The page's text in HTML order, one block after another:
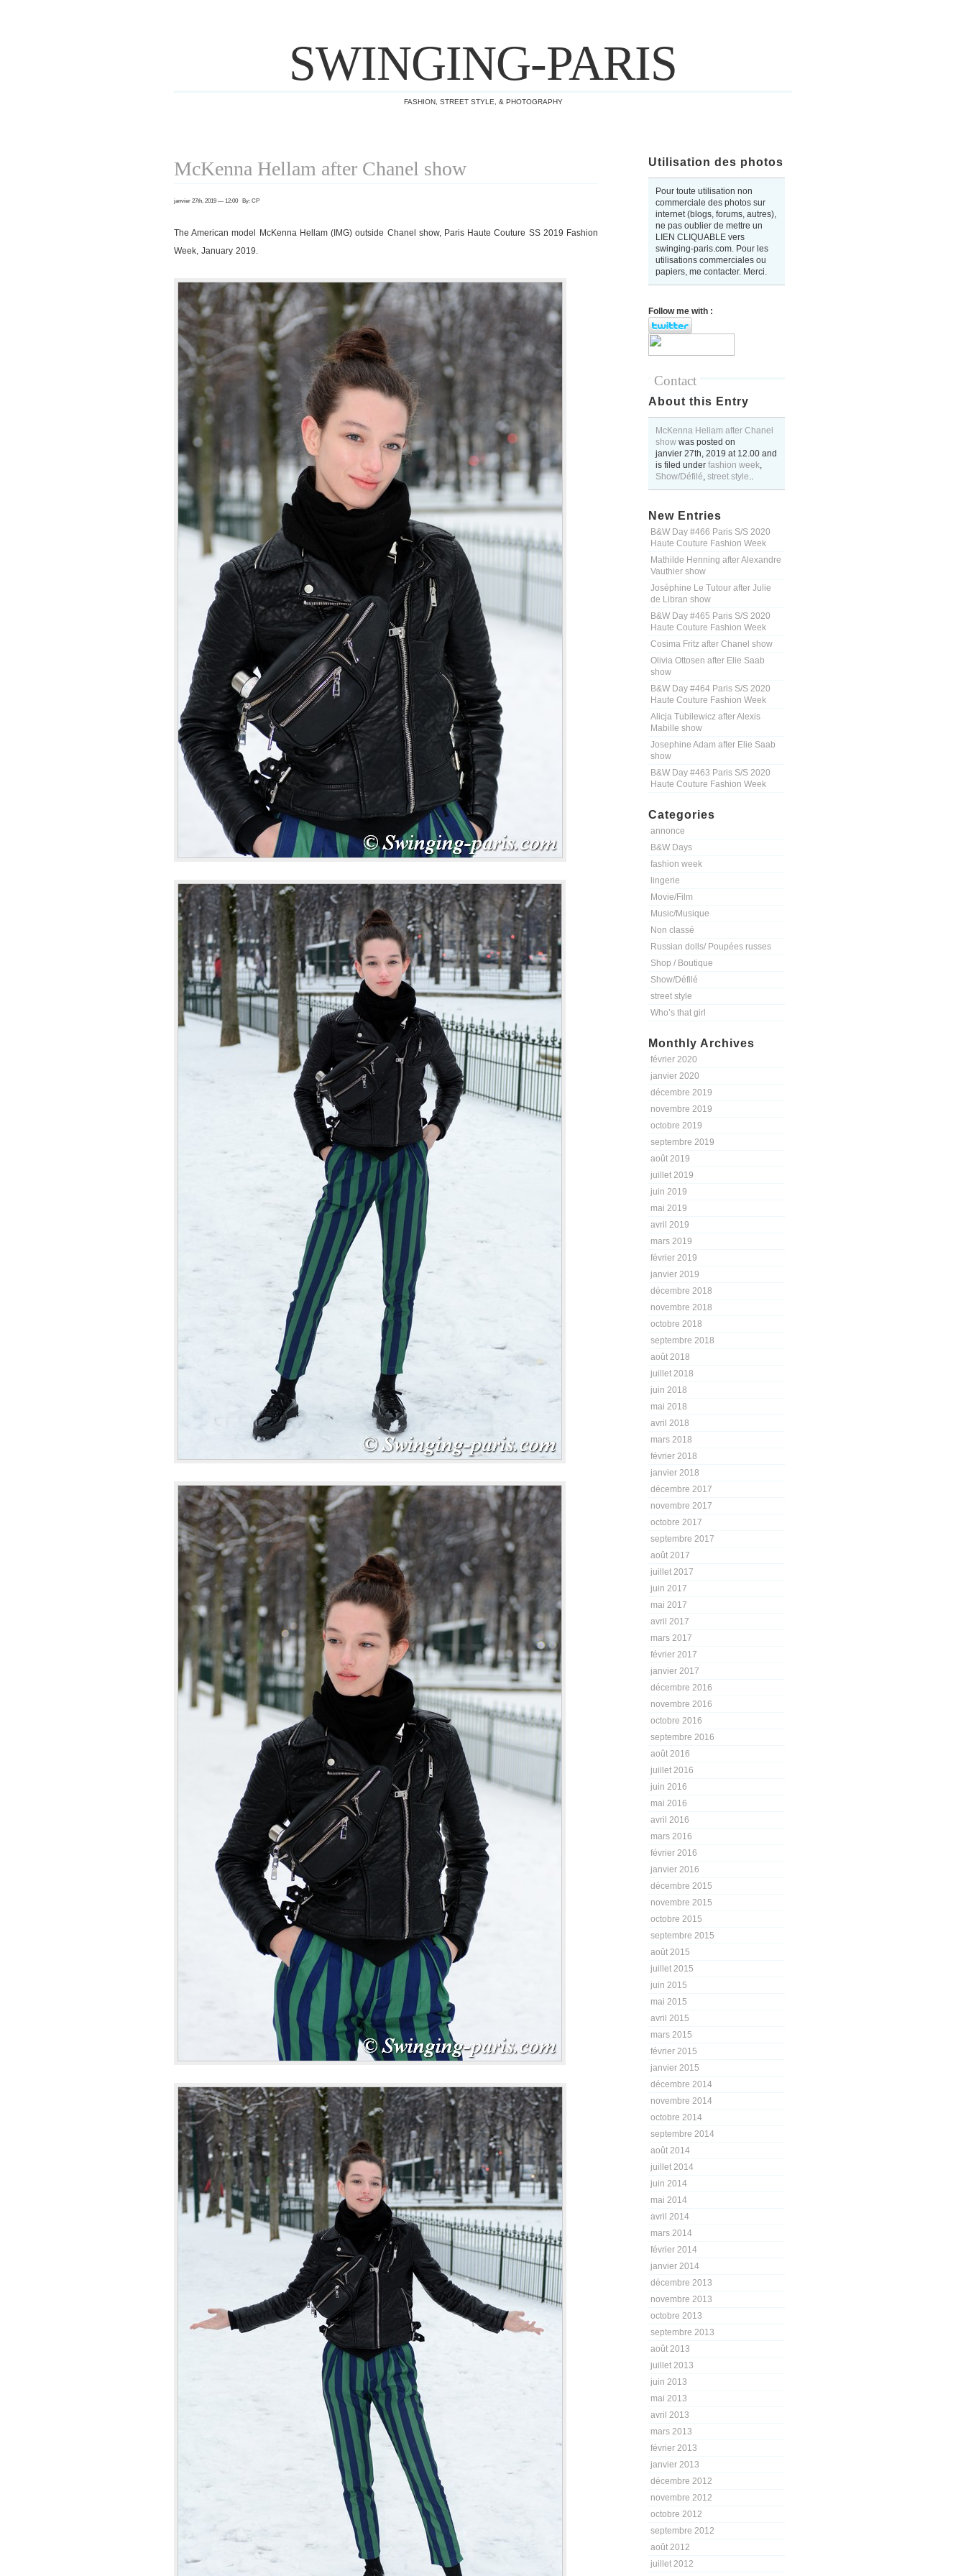
SWINGING-PARIS
FASHION, STREET STYLE, & PHOTOGRAPHY
Utilisation des photos
Pour toute utilisation non
commerciale des photos sur
internet (blogs, forums, autres),
ne pas oublier de mettre un
LIEN CLIQUABLE vers
swinging-paris.com. Pour les
utilisations commerciales ou
papiers, me contacter. Merci.
Follow me with :
Contact
About this Entry
McKenna Hellam after Chanel
show was posted on
janvier 27th, 2019 at 12.00 and
is filed under fashion week,
Show/Défilé, street style..
New Entries
B&W Day #466 Paris S/S 2020
Haute Couture Fashion Week
Mathilde Henning after Alexandre
Vauthier show
Joséphine Le Tutour after Julie
de Libran show
B&W Day #465 Paris S/S 2020
Haute Couture Fashion Week
Cosima Fritz after Chanel show
Olivia Ottosen after Elie Saab
show
B&W Day #464 Paris S/S 2020
Haute Couture Fashion Week
Alicja Tubilewicz after Alexis
Mabille show
Josephine Adam after Elie Saab
show
B&W Day #463 Paris S/S 2020
Haute Couture Fashion Week
Categories
annonce
B&W Days
fashion week
lingerie
Movie/Film
Music/Musique
Non classé
Russian dolls/ Poupées russes
Shop / Boutique
Show/Défilé
street style
Who’s that girl
Monthly Archives
février 2020
janvier 2020
décembre 2019
novembre 2019
octobre 2019
septembre 2019
août 2019
juillet 2019
juin 2019
mai 2019
avril 2019
mars 2019
février 2019
janvier 2019
décembre 2018
novembre 2018
octobre 2018
septembre 2018
août 2018
juillet 2018
juin 2018
mai 2018
avril 2018
mars 2018
février 2018
janvier 2018
décembre 2017
novembre 2017
octobre 2017
septembre 2017
août 2017
juillet 2017
juin 2017
mai 2017
avril 2017
mars 2017
février 2017
janvier 2017
décembre 2016
novembre 2016
octobre 2016
septembre 2016
août 2016
juillet 2016
juin 2016
mai 2016
avril 2016
mars 2016
février 2016
janvier 2016
décembre 2015
novembre 2015
octobre 2015
septembre 2015
août 2015
juillet 2015
juin 2015
mai 2015
avril 2015
mars 2015
février 2015
janvier 2015
décembre 2014
novembre 2014
octobre 2014
septembre 2014
août 2014
juillet 2014
juin 2014
mai 2014
avril 2014
mars 2014
février 2014
janvier 2014
décembre 2013
novembre 2013
octobre 2013
septembre 2013
août 2013
juillet 2013
juin 2013
mai 2013
avril 2013
mars 2013
février 2013
janvier 2013
décembre 2012
novembre 2012
octobre 2012
septembre 2012
août 2012
juillet 2012
McKenna Hellam after Chanel show
janvier 27th, 2019 — 12:00 By: CP
The American model McKenna Hellam (IMG) outside Chanel show, Paris Haute Couture SS 2019 Fashion
Week, January 2019.